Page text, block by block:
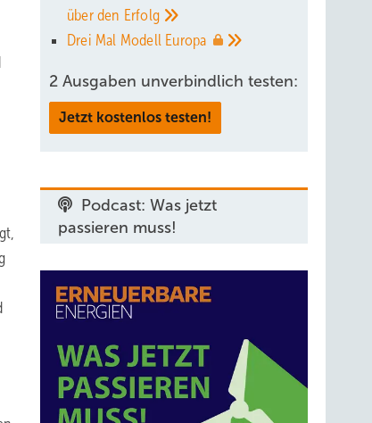
über den Erfolg
Drei Mal Modell Europa
2 Ausgaben unverbindlich testen:
Jetzt kostenlos testen!
Podcast: Was jetzt
passieren muss!